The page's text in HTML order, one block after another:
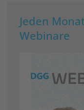
Jeden
Webinare